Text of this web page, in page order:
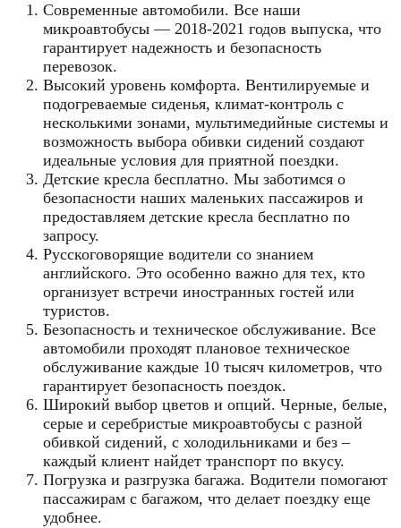
Современные автомобили. Все наши
микроавтобусы — 2018-2021 годов выпуска, что
гарантирует надежность и безопасность
перевозок.
Высокий уровень комфорта. Вентилируемые и
подогреваемые сиденья, климат-контроль с
несколькими зонами, мультимедийные системы и
возможность выбора обивки сидений создают
идеальные условия для приятной поездки.
Детские кресла бесплатно. Мы заботимся о
безопасности наших маленьких пассажиров и
предоставляем детские кресла бесплатно по
запросу.
Русскоговорящие водители со знанием
английского. Это особенно важно для тех, кто
организует встречи иностранных гостей или
туристов.
Безопасность и техническое обслуживание. Все
автомобили проходят плановое техническое
обслуживание каждые 10 тысяч километров, что
гарантирует безопасность поездок.
Широкий выбор цветов и опций. Черные, белые,
серые и серебристые микроавтобусы с разной
обивкой сидений, с холодильниками и без –
каждый клиент найдет транспорт по вкусу.
Погрузка и разгрузка багажа. Водители помогают
пассажирам с багажом, что делает поездку еще
удобнее.